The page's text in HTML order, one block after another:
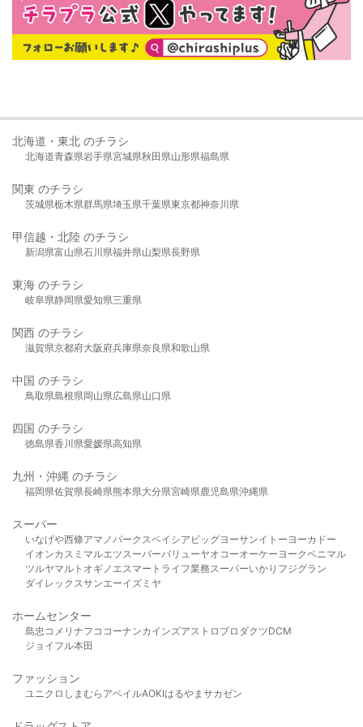
北海道・東北 のチラシ
北海道青森県岩手県宮城県秋田県山形県福島県
関東 のチラシ
茨城県栃木県群馬県埼玉県千葉県東京都神奈川県
甲信越・北陸 のチラシ
新潟県富山県石川県福井県山梨県長野県
東海 のチラシ
岐阜県静岡県愛知県三重県
関西 のチラシ
滋賀県京都府大阪府兵庫県奈良県和歌山県
中国 のチラシ
鳥取県島根県岡山県広島県山口県
四国 のチラシ
徳島県香川県愛媛県高知県
九州・沖縄 のチラシ
福岡県佐賀県長崎県熊本県大分県宮崎県鹿児島県沖縄県
スーパー
いなげや西條アマノパークスベイシア ビッグヨーサンイトーヨーカドー
イオンカスミ マルエツスーパーバリューヤオコーオーケー ヨークベニマル
ツルヤマルト オギノ エスマート ライフ業務スーパーいかり フジグラン
ダイレックスサンエーイズミヤ
ホームセンター
島忠 コメリ ナフコ コーナンカインズアストロプロダクツDCM
ジョイフル本田
ファッション
ユニクロ しまむら アベイルAOKIはるやま サカゼン